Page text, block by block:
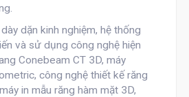
dặn kinh nghiệm, hệ thống
và sử dụng công nghệ hiện
Conebeam CT 3D, máy
công nghệ thiết kế răng
in mẫu răng hàm mặt 3D,